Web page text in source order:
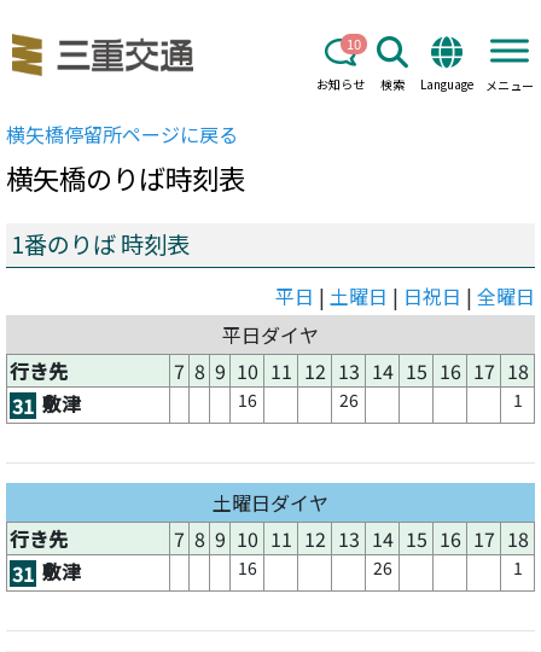
お知らせ
10
検索 Language メニュー
横矢橋停留所ページに戻る
横矢橋のりば時刻表
1番のりば 時刻表
平日 | 土曜日 | 日祝日 | 全曜日
平日ダイヤ
行き先
7 8 9 10 11 12 13 14 15 16 17 18
31 敷津 16 26 1
土曜日ダイヤ
行き先
7 8 9 10 11 12 13 14 15 16 17 18
31 敷津 16 26 1